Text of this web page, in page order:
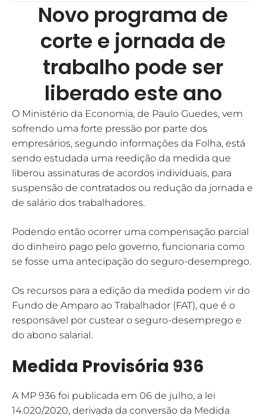
Novo programa de
corte e jornada de
trabalho pode ser
liberado este ano
O Ministério da Economia, de Paulo Guedes, vem
sofrendo uma forte pressão por parte dos
empresários, segundo informações da Folha, está
sendo estudada uma reedição da medida que
liberou assinaturas de acordos individuais, para
suspensão de contratados ou redução da jornada e
de salário dos trabalhadores.
Podendo então ocorrer uma compensação parcial
do dinheiro pago pelo governo, funcionaria como
se fosse uma antecipação do seguro-desemprego.
Os recursos para a edição da medida podem vir do
Fundo de Amparo ao Trabalhador (FAT), que é o
responsável por custear o seguro-desemprego e
do abono salarial.
Medida Provisória 936
A MP 936 foi publicada em 06 de julho, a lei
14.020/2020, derivada da conversão da Medida